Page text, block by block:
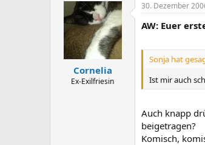
Cornelia
Ex-Exilfriesin
30. Dezember
AW: Euer
Sonja hat
Ist mir auch
Auch knapp
beigetragen?
Komisch,